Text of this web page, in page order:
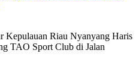
Kepulauan Riau Nyanyang Haris
TAO Sport Club di Jalan